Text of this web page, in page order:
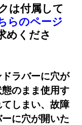
は付属して
らのページ
めくださ
ラバーに穴が
のまま使用す
しまい、故障
に穴が開いた